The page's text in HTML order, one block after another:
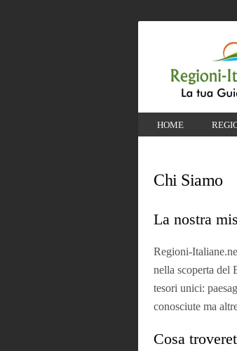
HOME
Chi Siamo
La nostra
Regioni-
nella scoperta del
tesori unici:
conosciute ma
Cosa